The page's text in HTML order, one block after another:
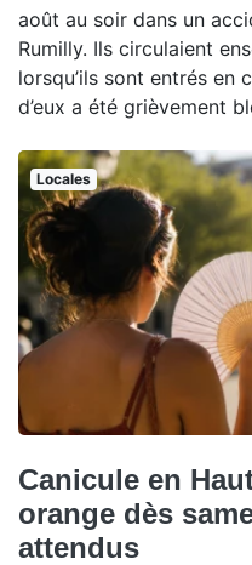
août au soir dans un
Rumilly. Ils circulaient
lorsqu’ils sont entrés en
d’eux a été grièvement
Locales
Canicule en
orange dès
attendus